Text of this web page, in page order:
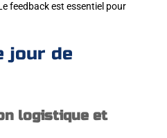
feedback est essentiel pour
jour de
logistique et